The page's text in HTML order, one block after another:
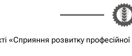
«Сприяння розвитку